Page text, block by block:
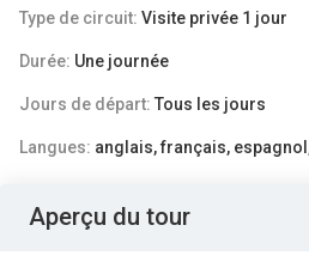
Type de circuit: Visite privée 1 jour
Durée: Une journée
Jours de départ: Tous les jours
Langues: anglais, français,
Aperçu du tour